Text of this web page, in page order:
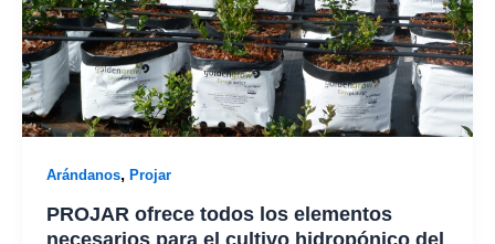
Arándanos, Projar
PROJAR ofrece todos los elementos
necesarios para el cultivo hidropónico del